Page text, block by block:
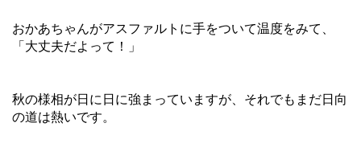
おかあちゃんがアスファルトに手をついて温度をみて、
「大丈夫だよって！」
秋の様相が日に日に強まっていますが、それでもまだ日向
の道は熱いです。